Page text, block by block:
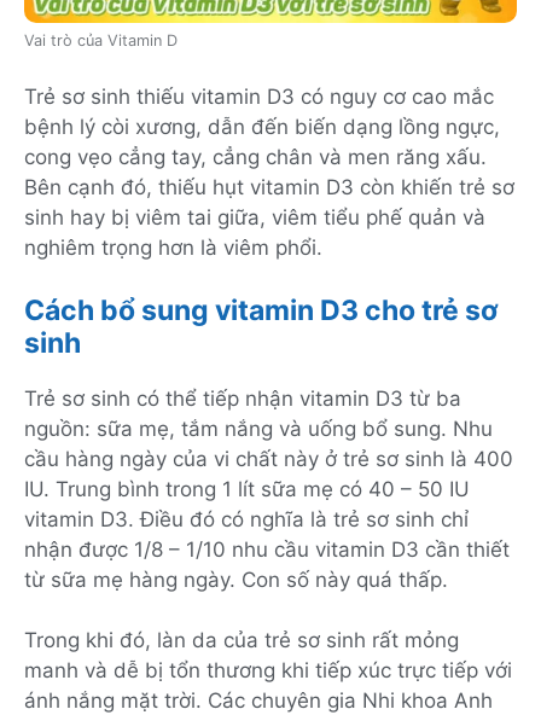
Vai trò của Vitamin D
Trẻ sơ sinh thiếu vitamin D3 có nguy cơ cao mắc
bệnh lý còi xương, dẫn đến biến dạng lồng ngực,
cong vẹo cẳng tay, cẳng chân và men răng xấu.
Bên cạnh đó, thiếu hụt vitamin D3 còn khiến trẻ sơ
sinh hay bị viêm tai giữa, viêm tiểu phế quản và
nghiêm trọng hơn là viêm phổi.
Cách bổ sung vitamin D3 cho trẻ sơ
sinh
Trẻ sơ sinh có thể tiếp nhận vitamin D3 từ ba
nguồn: sữa mẹ, tắm nắng và uống bổ sung. Nhu
cầu hàng ngày của vi chất này ở trẻ sơ sinh là 400
IU. Trung bình trong 1 lít sữa mẹ có 40 – 50 IU
vitamin D3. Điều đó có nghĩa là trẻ sơ sinh chỉ
nhận được 1/8 – 1/10 nhu cầu vitamin D3 cần thiết
từ sữa mẹ hàng ngày. Con số này quá thấp.
Trong khi đó, làn da của trẻ sơ sinh rất mỏng
manh và dễ bị tổn thương khi tiếp xúc trực tiếp với
ánh nắng mặt trời. Các chuyên gia Nhi khoa Anh